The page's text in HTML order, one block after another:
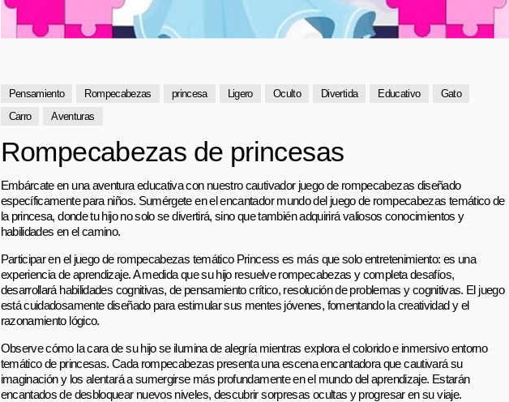
Pensamiento Rompecabezas princesa Ligero Oculto Divertida Educativo
Gato
Carro
Aventuras
Rompecabezas de princesas
Embárcate en una aventura educativa con nuestro cautivador juego de rompecabezas diseñado
específicamente para niños. Sumérgete en el encantador mundo del juego de rompecabezas temático de
la princesa, donde tu hijo no solo se divertirá, sino que también adquirirá valiosos conocimientos y
habilidades en el camino.
Participar en el juego de rompecabezas temático Princess es más que solo entretenimiento: es una
experiencia de aprendizaje. A medida que su hijo resuelve rompecabezas y completa desafíos,
desarrollará habilidades cognitivas, de pensamiento crítico, resolución de problemas y cognitivas. El juego
está cuidadosamente diseñado para estimular sus mentes jóvenes, fomentando la creatividad y el
razonamiento lógico.
Observe cómo la cara de su hijo se ilumina de alegría mientras explora el colorido e inmersivo entorno
temático de princesas. Cada rompecabezas presenta una escena encantadora que cautivará su
imaginación y los alentará a sumergirse más profundamente en el mundo del aprendizaje. Estarán
encantados de desbloquear nuevos niveles, descubrir sorpresas ocultas y progresar en su viaje.